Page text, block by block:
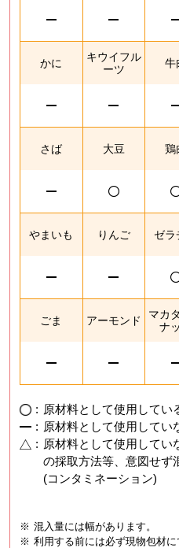
かに
キウイフル
ーツ
牛
さば 大豆 鶏
やまいも りんご ゼラ
ごま アーモンド
マカ
ナ
: 原材料として使用してい
: 原材料として使用してい
: 原材料として使用してい
の採取方法等、意図せず
(コンタミネーション)
※ 混入量には幅があります。
※ 利用する前には必ず現物包材に